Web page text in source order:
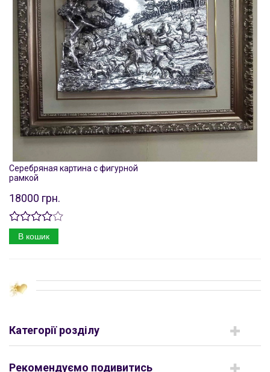
Серебряная картина с фигурной
рамкой
18000 грн.
В кошик
Категорії розділу
Рекомендуємо подивитись